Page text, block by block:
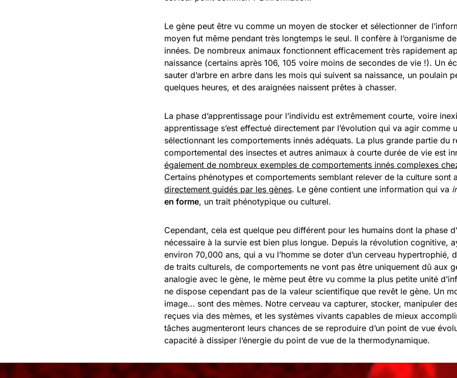
Le gène peut être vu comme un moyen de stocker et sélectionner de
moyen fut même pendant très longtemps le seul. Il confère à l’organisme
innées. De nombreux animaux fonctionnent efficacement très rapidement
naissance (certains après 106, 105 voire moins de secondes de vie !). Un
sauter d’arbre en arbre dans les mois qui suivent sa naissance, un poulain
quelques heures, et des araignées naissent prêtes à chasser.
La phase d’apprentissage pour l’individu est extrêmement courte, voire
apprentissage s’est effectué directement par l’évolution qui va agir comme
sélectionnant les comportements innés adéquats. La plus grande partie du
comportemental des insectes et autres animaux à courte durée de vie est
également de nombreux exemples de comportements innés complexes
Certains phénotypes et comportements semblant relever de la culture sont
directement guidés par les gènes. Le gène contient une information qui va
en forme, un trait phénotypique ou culturel.
Cependant, cela est quelque peu différent pour les humains dont la phase
nécessaire à la survie est bien plus longue. Depuis la révolution cognitive,
environ 70,000 ans, qui a vu l’homme se doter d’un cerveau hypertrophié,
de traits culturels, de comportements ne vont pas être uniquement dû aux
analogie avec le gène, le mème peut être vu comme la plus petite unité
ne dispose cependant pas de la valeur scientifique que revêt le gène. Un
image… sont des mèmes. Notre cerveau va capturer, stocker, manipuler
reçues via des mèmes, et les systèmes vivants capables de mieux
tâches augmenteront leurs chances de se reproduire d’un point de vue
capacité à dissiper l’énergie du point de vue de la thermodynamique.